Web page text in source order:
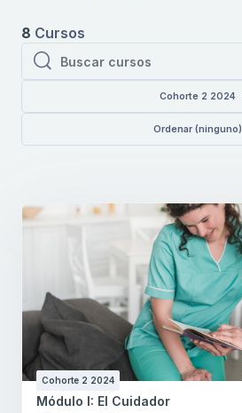
8 Cursos
Buscar cursos
Buscar cursos
Cohorte 2 2024
Ordenar (ninguno)
Cohorte 2 2024
Módulo I: El Cuidador